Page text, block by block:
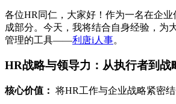
各位HR同仁，大家好！作为一名在企
成部分。今天，我将结合自身经验，为
管理的工具——利唐i人事。
HR战略与领导力：从执行者到战
核心价值： 将HR工作与企业战略紧密